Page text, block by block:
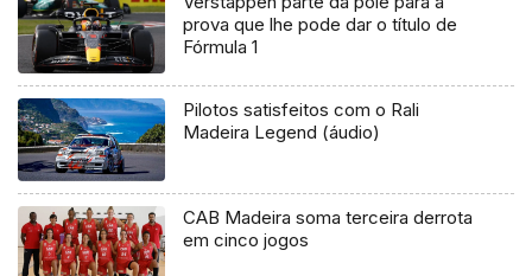
prova que lhe pode dar o título de
Fórmula 1
Pilotos satisfeitos com o Rali
Madeira Legend (áudio)
CAB Madeira soma terceira derrota
em cinco jogos